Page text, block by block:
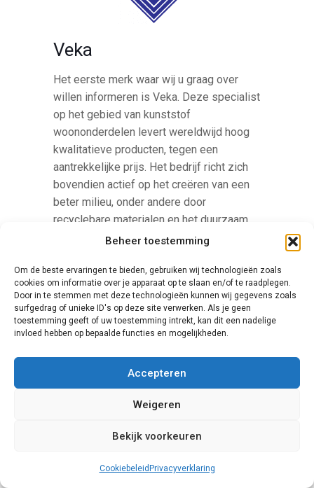
Beheer toestemming
Om de beste ervaringen te bieden, gebruiken wij technologieën zoals
cookies om informatie over je apparaat op te slaan en/of te raadplegen.
Door in te stemmen met deze technologieën kunnen wij gegevens zoals
surfgedrag of unieke ID's op deze site verwerken. Als je geen
toestemming geeft of uw toestemming intrekt, kan dit een nadelige
invloed hebben op bepaalde functies en mogelijkheden.
Accepteren
Weigeren
Bekijk voorkeuren
Cookiebeleid Privacyverklaring
Veka
Het eerste merk waar wij u graag over
willen informeren is Veka. Deze specialist
op het gebied van kunststof
woononderdelen levert wereldwijd hoog
kwalitatieve producten, tegen een
aantrekkelijke prijs. Het bedrijf richt zich
bovendien actief op het creëren van een
beter milieu, onder andere door
recyclebare materialen en het duurzaam
maken van productieprocessen. Hun
isolatiewaarde.
deurprofielen is Knipping. Dit Duitse